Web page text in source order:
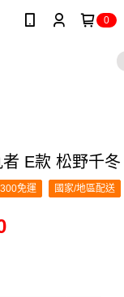
0
E款 松野千
免運 國家/地區配送